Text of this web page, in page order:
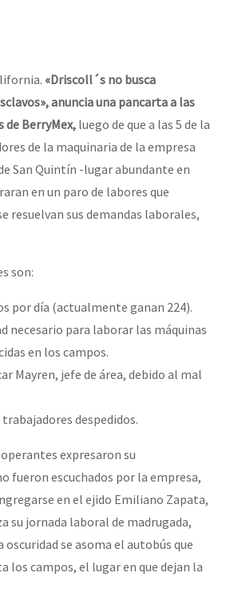
«Driscoll´s no busca
anuncia una pancarta a las
de BerryMex, luego de que a las 5 de la
de la maquinaria de la empresa
San Quintín -lugar abundante en
en un paro de labores que
resuelvan sus demandas laborales,
son:
por día (actualmente ganan 224).
necesario para laborar las máquinas
en los campos.
Mayren, jefe de área, debido al mal
despedidos.
expresaron su
fueron escuchados por la empresa,
en el ejido Emiliano Zapata,
su jornada laboral de madrugada,
oscuridad se asoma el autobús que
los campos, el lugar en que dejan la